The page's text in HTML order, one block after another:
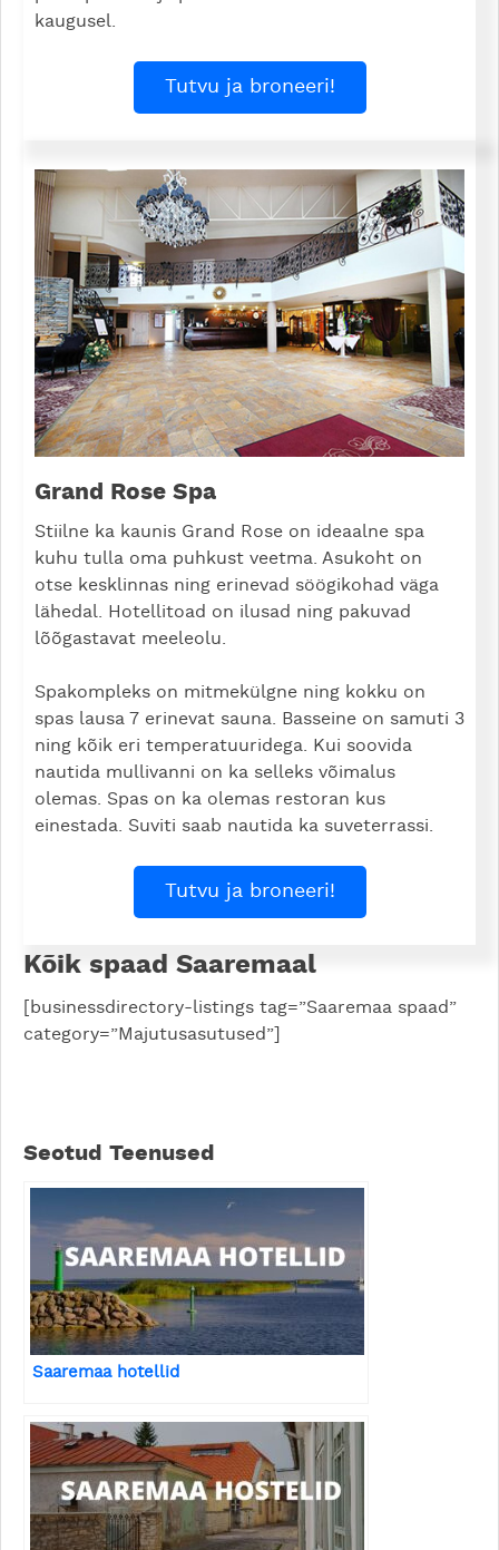
kaugusel.
Tutvu ja broneeri!
Grand Rose Spa
Stiilne ka kaunis Grand Rose on ideaalne spa
kuhu tulla oma puhkust veetma. Asukoht on
otse kesklinnas ning erinevad söögikohad väga
lähedal. Hotellitoad on ilusad ning pakuvad
lõõgastavat meeleolu.
Spakompleks on mitmekülgne ning kokku on
spas lausa 7 erinevat sauna. Basseine on samuti 3
ning kõik eri temperatuuridega. Kui soovida
nautida mullivanni on ka selleks võimalus
olemas. Spas on ka olemas restoran kus
einestada. Suviti saab nautida ka suveterrassi.
Tutvu ja broneeri!
Kõik spaad Saaremaal
[businessdirectory-listings tag=”Saaremaa spaad”
category=”Majutusasutused”]
Seotud Teenused
Saaremaa hotellid